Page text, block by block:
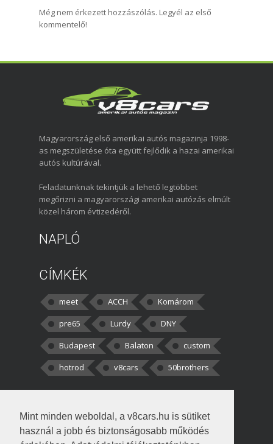
Mint minden weboldal, a v8cars.hu is sütiket
használ a jobb és biztonságosabb működés
Még nem érkezett hozzászólás. Legyél az első
kommentelő!
Magyarország első amerikai autós magazinja 1998-
as megszületése óta együtt fejlődik a hazai amerikai
autós kultúrával.
Feladatunknak tekintjük a lehető legtöbbet
megőrizni a magyarországi amerikai autózás elmúlt
közel három évtizedéről.
NAPLÓ
CÍMKÉK
meet ACCH
Komárom
pre65
Lurdy
DNY
Budapest
Balaton
custom
hotrod
v8cars 50brothers
kortisz:Elszúrtam! Én csak két
darabbaal számoltam. Nem tudtam, hogy fél autót,